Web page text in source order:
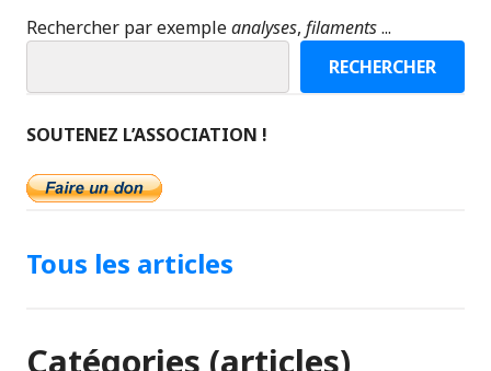
Rechercher par exempleanalyses, filaments...
RECHERCHER
SOUTENEZ L’ASSOCIATION !
Tous les articles
Catégories (articles)